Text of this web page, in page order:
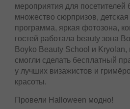
мероприятия для посетителей
множество сюрпризов, детская
программа, яркая фотозона,
гостей работала beauty зона
Boyko Beauty Sсhool и Kryolan,
смогли сделать бесплатный
у лучших визажистов и
красоты.
Провели Halloween модно!